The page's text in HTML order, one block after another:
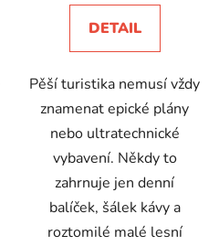
DETAIL
Pěší turistika nemusí vždy
znamenat epické plány
nebo ultratechnické
vybavení. Někdy to
zahrnuje jen denní
balíček, šálek kávy a
roztomilé malé lesní